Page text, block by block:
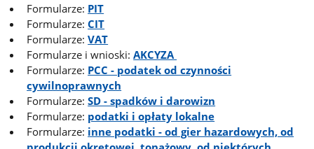
Formularze: PIT
Formularze:CIT
Formularze:VAT
Formularze i wnioski:AKCYZA
Formularze: PCC - podatek od czynności
cywilnoprawnych
Formularze:SD - spadków i darowizn
Formularze: podatki i opłaty lokalne
Formularze: inne podatki - od gier hazardowych, od